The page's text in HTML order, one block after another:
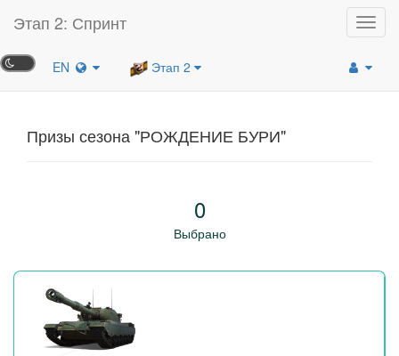
Этап 2: Спринт
EN Этап 2
Призы сезона "РОЖДЕНИЕ БУРИ"
0
Выбрано